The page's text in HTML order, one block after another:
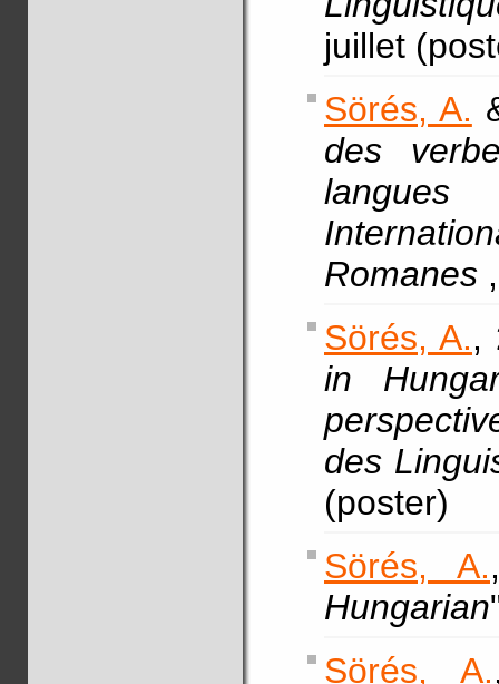
juillet
Sörés, A.
des
Romanes
Sörés, A.,
in
des
(poster)
Sörés, A.
Hungarian
Sörés, A.